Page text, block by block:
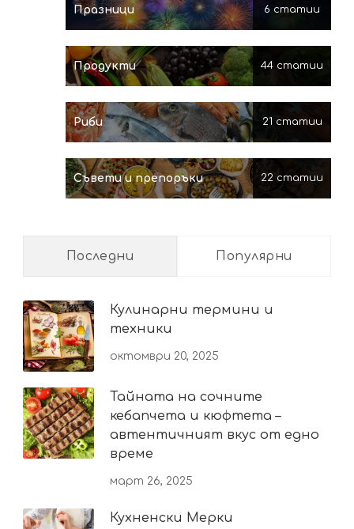
Празници 6 статии
Продукти 44 статии
Риби 21 статии
Съвети и препоръки 22 статии
Последни Популярни
Кулинарни термини и
техники
октомври 20, 2025
Тайната на сочните
кебапчета и кюфтета –
автентичният вкус от едно
време
март 26, 2025
Кухненски Мерки